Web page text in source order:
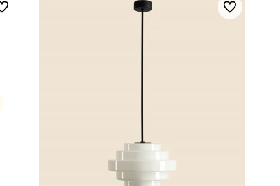
ulubionych Do ulubionych